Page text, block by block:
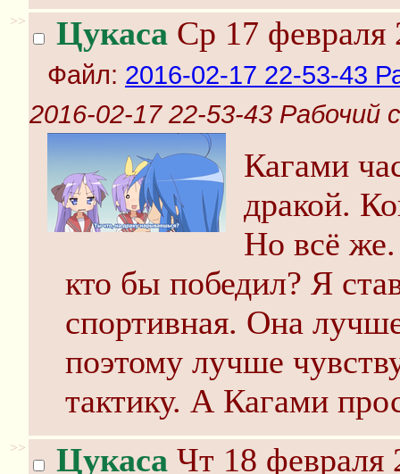
>> Цукаса Ср 17 февраля
Файл: 2016-02-17 22-53-43
2016-02-17 22-53-43 Рабочий
Кагами
дракой.
Но всё
кто бы победил? Я
спортивная. Она
поэтому лучше
тактику. А Кагами
>> Цукаса Чт 18 февраля